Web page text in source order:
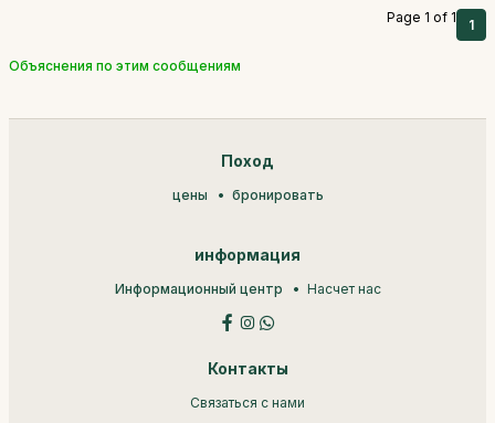
Page 1 of 1 1
Объяснения по этим сообщениям
Поход
цены бронировать
информация
Информационный центр Насчет нас
Контакты
Связаться с нами